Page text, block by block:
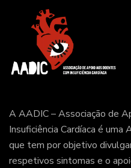
A AADIC – Associação de
Insuficiência Cardíaca é
que tem por objetivo
respetivos sintomas e o